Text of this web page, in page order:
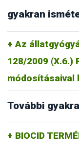
gyakran
Az
128/2009 (X.6.)
módosításaival
További
BIOCID